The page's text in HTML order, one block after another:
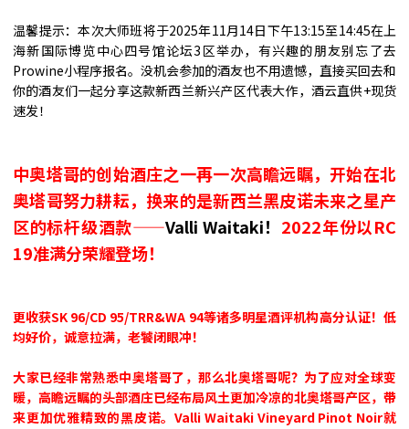
温馨提示：本次大师班将于2025年11月14日下午13:15至14:45在上
海新国际博览中心四号馆论坛3区举办，有兴趣的朋友别忘了去
Prowine小程序报名。没机会参加的酒友也不用遗憾，直接买回去和
你的酒友们一起分享这款新西兰新兴产区代表大作， 酒云直供+现货
速发！
中奥塔哥的创始酒庄之一再一次高瞻远瞩，开始在北
奥塔哥努力耕耘，换来的是新西兰黑皮诺未来之星产
区的标杆级酒款——Valli Waitaki！ 2022年份以RC
19准满分荣耀登场！
更收获SK 96/CD 95/TRR&WA 94等诸多明星酒评机构高分认证！低
均好价，诚意拉满，老饕闭眼冲！
大家已经非常熟悉中奥塔哥了，那么北奥塔哥呢？为了应对全球变
暖，高瞻远瞩的头部酒庄已经布局风土更加冷凉的北奥塔哥产区，带
来更加优雅精致的黑皮诺。Valli Waitaki Vineyard Pinot Noir就